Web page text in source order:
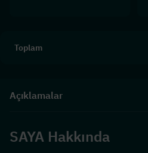
Toplam
Açıklamalar
SAYA Hakkında